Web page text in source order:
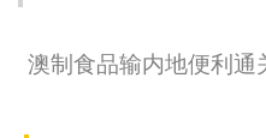
澳制食品输内地便利通